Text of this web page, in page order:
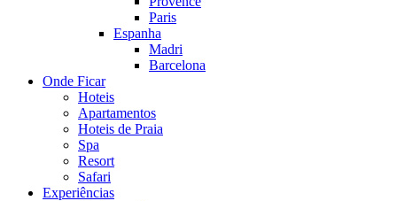
Paris
Espanha
Madri
Barcelona
Onde Ficar
Hoteis
Apartamentos
Hoteis de Praia
Spa
Resort
Safari
Experiências